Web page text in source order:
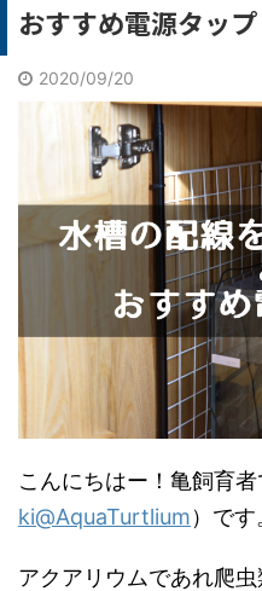
おすすめ電源タップ
2020/09/20
こんにちはー！亀飼育
ki@AquaTurtlium）です
アクアリウムであれ爬